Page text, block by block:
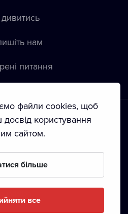
нам
питання
• Автoрські права
файли cookies, щоб
користування
сайтом.
більше
все